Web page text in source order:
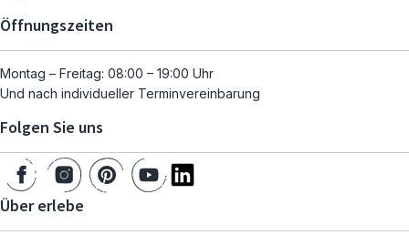
Öffnungszeiten
Montag – Freitag: 08:00 – 19:00 Uhr
Und nach individueller Terminvereinbarung
Folgen Sie uns
Über erlebe